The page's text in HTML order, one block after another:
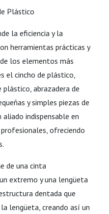
Plástico
la eficiencia y la
herramientas prácticas y
los elementos más
el cincho de plástico,
abrazadera de
y simples piezas de
indispensable en
ofreciendo
de una cinta
extremo y una lengüeta
dentada que
lengüeta, creando así un